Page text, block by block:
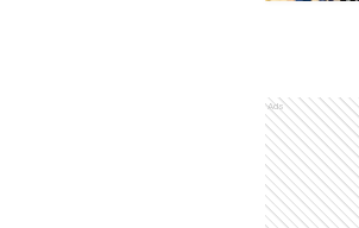
Ads